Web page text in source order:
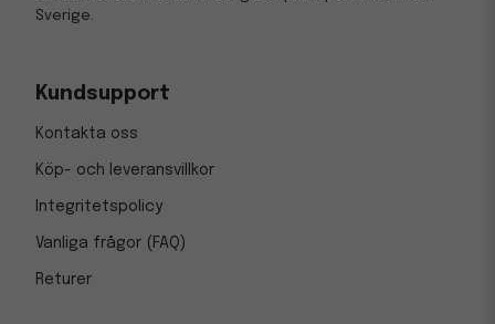
Sverige.
Kundsupport
Kontakta oss
Köp- och leveransvillkor
Integritetspolicy
Vanliga frågor (FAQ)
Returer